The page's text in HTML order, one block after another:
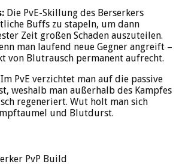
Die PvE-Skillung des Berserkers
Buffs zu stapeln, um dann
Zeit großen Schaden auszuteilen.
man laufend neue Gegner angreift –
von Blutrausch permanent aufrecht.
Im PvE verzichtet man auf die passive
weshalb man außerhalb des Kampfes
regeneriert. Wut holt man sich
und Blutdurst.